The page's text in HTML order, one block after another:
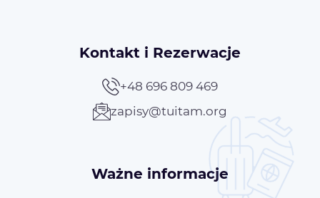
Kontakt i Rezerwacje
+48 696 809 469
zapisy@tuitam.org
Ważne informacje